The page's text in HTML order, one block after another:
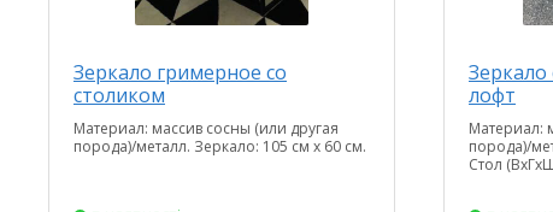
Зеркало гримерное со
столиком
Материал: массив сосны (или другая
порода)/металл. Зеркало: 105 см х 60 см.
Зеркало
лофт
Материал:
порода)/
Стол